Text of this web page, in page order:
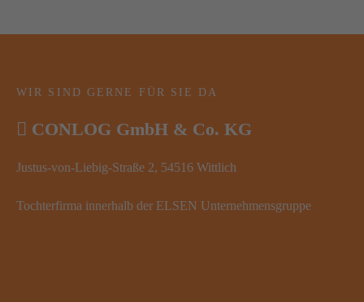
WIR SIND GERNE FÜR SIE DA
CONLOG GmbH & Co. KG
Justus-von-Liebig-Straße 2, 54516 Wittlich
Tochterfirma innerhalb der ELSEN Unternehmensgruppe